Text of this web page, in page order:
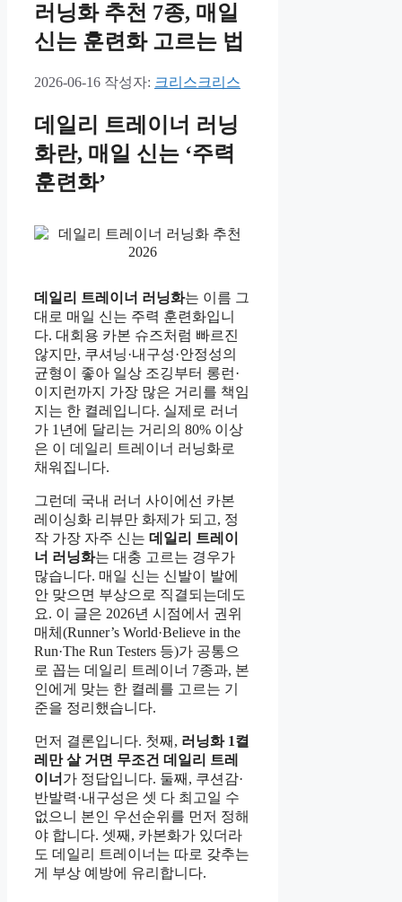
러닝화 추천 7종, 매일
신는 훈련화 고르는 법
2026-06-16 작성자: 크리스크리스
데일리 트레이너 러닝
화란, 매일 신는 ‘주력
훈련화’
데일리 트레이너 러닝화는 이름 그
대로 매일 신는 주력 훈련화입니
다. 대회용 카본 슈즈처럼 빠르진
않지만, 쿠셔닝·내구성·안정성의
균형이 좋아 일상 조깅부터 롱런·
이지런까지 가장 많은 거리를 책임
지는 한 켤레입니다. 실제로 러너
가 1년에 달리는 거리의 80% 이상
은 이 데일리 트레이너 러닝화로
채워집니다.
그런데 국내 러너 사이에선 카본
레이싱화 리뷰만 화제가 되고, 정
작 가장 자주 신는 데일리 트레이
너 러닝화는 대충 고르는 경우가
많습니다. 매일 신는 신발이 발에
안 맞으면 부상으로 직결되는데도
요. 이 글은 2026년 시점에서 권위
매체(Runner’s World·Believe in the
Run·The Run Testers 등)가 공통으
로 꼽는 데일리 트레이너 7종과, 본
인에게 맞는 한 켤레를 고르는 기
준을 정리했습니다.
먼저 결론입니다. 첫째, 러닝화 1켤
레만 살 거면 무조건 데일리 트레
이너 가 정답입니다. 둘째, 쿠션감·
반발력·내구성은 셋 다 최고일 수
없으니 본인 우선순위를 먼저 정해
야 합니다. 셋째, 카본화가 있더라
도 데일리 트레이너는 따로 갖추는
게 부상 예방에 유리합니다.